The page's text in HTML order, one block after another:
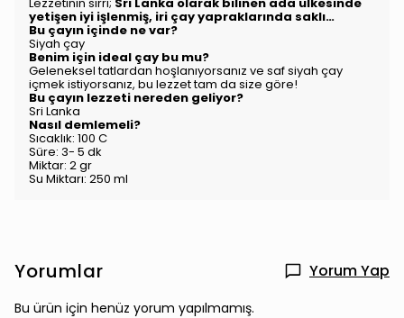
yetişen iyi işlenmiş, iri çay yapraklarında saklı…
Bu çayın içinde ne var?
Siyah çay
Benim için ideal çay bu mu?
Geleneksel tatlardan hoşlanıyorsanız ve saf siyah çay
içmek istiyorsanız, bu lezzet tam da size göre!
Bu çayın lezzeti nereden geliyor?
Sri Lanka
Nasıl demlemeli?
Sıcaklık: 100 C
Süre: 3- 5 dk
Miktar: 2 gr
Su Miktarı: 250 ml
Yorumlar Yorum Yap
Bu ürün için henüz yorum yapılmamış.